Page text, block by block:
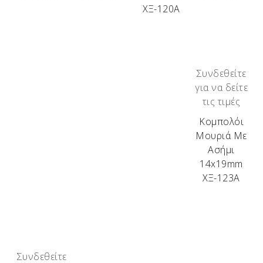
κομπολογιού, τι κρατάει στα χέρια του. Λόγω της
Πουρνάρι – Βελανιδιά – Κουμαριά – Σκίνος –
Αγριελιά – Κουτσουπιά – Μουριά – Πορτοκαλιά –
Βίδι – Ευκάλυπτος – Καρυδιά – Ιτιά – Κερασιά –
ΧΞ-120Α
Συνδεθείτε
για να δείτε
τις τιμές
Κομπολόι
Μουριά Με
Ασήμι
14x19mm
ΧΞ-123Α
Συνδεθείτε